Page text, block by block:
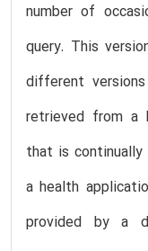
number of
query. This
different
retrieved from a
that is continually
a health
provided by a